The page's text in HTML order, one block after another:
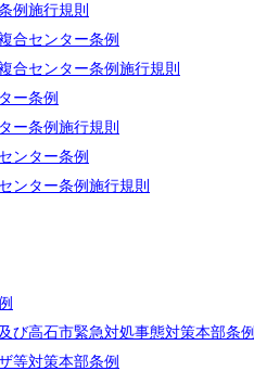
例施行規則
合センター条例
合センター条例施行規則
ー条例
ー条例施行規則
ンター条例
ンター条例施行規則
び高石市緊急対処事態対策本部条例
等対策本部条例